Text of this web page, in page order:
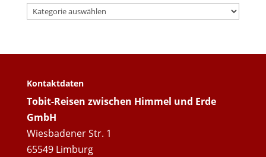
Categories
Kontaktdaten
Tobit-Reisen zwischen Himmel und Erde
GmbH
Wiesbadener Str. 1
65549 Limburg